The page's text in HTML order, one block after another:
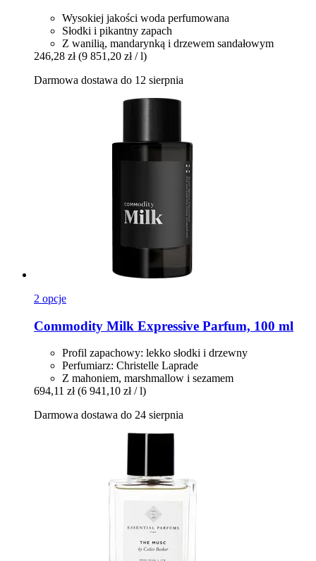
Wysokiej jakości woda perfumowana
Słodki i pikantny zapach
Z wanilią, mandarynką i drzewem sandałowym
246,28 zł (9 851,20 zł / l)
Darmowa dostawa do 12 sierpnia
2 opcje
Commodity Milk Expressive Parfum, 100 ml
Profil zapachowy: lekko słodki i drzewny
Perfumiarz: Christelle Laprade
Z mahoniem, marshmallow i sezamem
694,11 zł (6 941,10 zł / l)
Darmowa dostawa do 24 sierpnia